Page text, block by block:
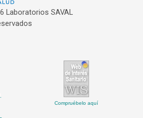
Laboratorios SAVAL
Compruébelo aquí